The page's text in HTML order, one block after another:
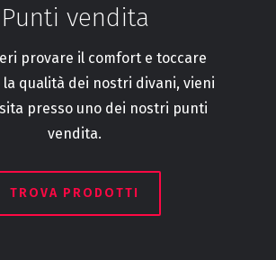
Punti vendita
provare il comfort e toccare
la qualità dei nostri divani, vieni
presso uno dei nostri punti
vendita.
TROVA PRODOTTI